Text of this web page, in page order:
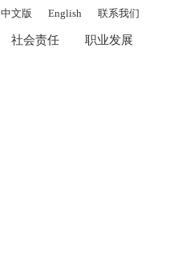
中文版 English 联系我们
社会责任 职业发展